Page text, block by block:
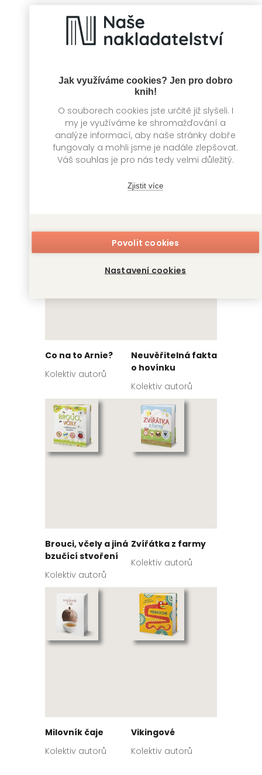
Jak využíváme cookies? Jen pro dobro
knih!
O souborech cookies jste určitě již slyšeli. I
my je využíváme ke shromažďování a
analýze informací, aby naše stránky dobře
fungovaly a mohli jsme je nadále zlepšovat.
Váš souhlas je pro nás tedy velmi důležitý.
Zjistit více
Povolit cookies
Nastavení cookies
Ledové království Pohledem
Co na to Arnie?
Kolektiv autorů
Neuvěřitelná fakta
o hovínku
Kolektiv autorů
Brouci, včely a jiná
bzučící stvoření
Kolektiv autorů
Zvířátka z farmy
Kolektiv autorů
Milovník čaje
Kolektiv autorů
Vikingové
Kolektiv autorů